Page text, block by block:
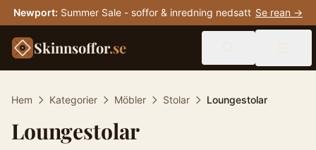
Newport: Summer Sale - soffor & inredning nedsatt Se rean →
Skinnsoffor.se
Hem Kategorier Möbler Stolar Loungestolar
Loungestolar